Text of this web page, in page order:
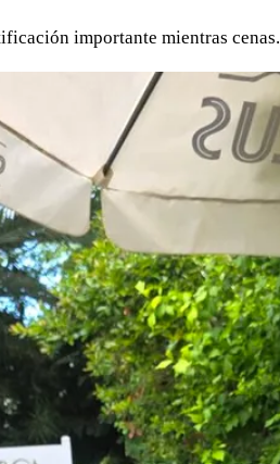
importante mientras cenas.